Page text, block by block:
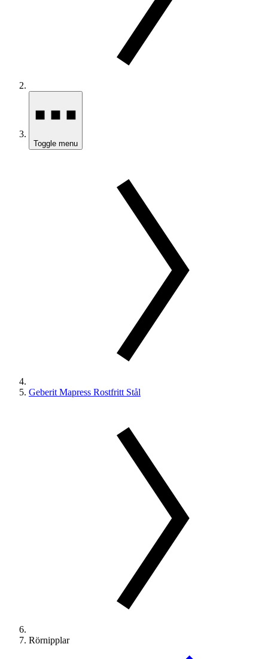
Toggle menu
Geberit Mapress Rostfritt Stål
Rörnipplar